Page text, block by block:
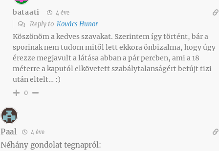
bataati 4 éve
Reply to Kovács Hunor
Köszönöm a kedves szavakat. Szerintem így történt, bár a
sporinak nem tudom mitől lett ekkora önbizalma, hogy úgy
érezze megjavult a látása abban a pár percben, ami a 18
méterre a kaputól elkövetett szabálytalanságért befújt tizi
után eltelt… :)
0
Paal 4 éve
Néhány gondolat tegnapról: